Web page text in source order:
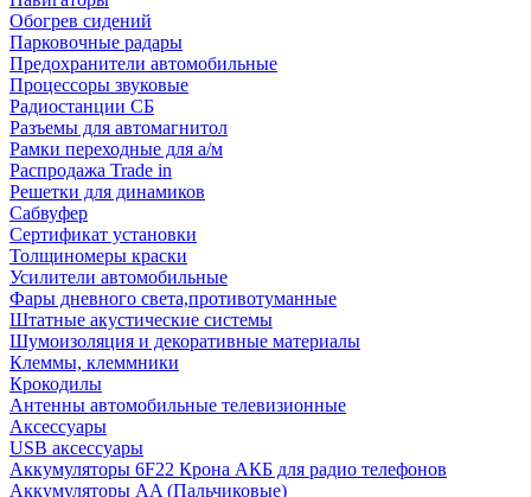
Обогрев сидений
Парковочные радары
Предохранители автомобильные
Процессоры звуковые
Радиостанции СБ
Разъемы для автомагнитол
Рамки переходные для а/м
Распродажа Trade in
Решетки для динамиков
Сабвуфер
Сертификат установки
Толщиномеры краски
Усилители автомобильные
Фары дневного света,противотуманные
Штатные акустические системы
Шумоизоляция и декоративные материалы
Клеммы, клеммники
Крокодилы
Антенны автомобильные телевизионные
Аксессуары
USB аксессуары
Аккумуляторы 6F22 Крона АКБ для радио телефонов
Аккумуляторы AA (Пальчиковые)